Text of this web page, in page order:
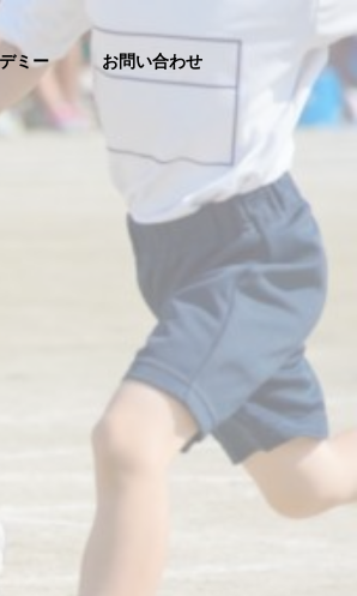
ミー お問い合わせ